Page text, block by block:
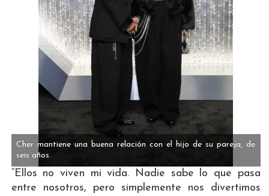
Cher mantiene una buena relación con el hijo de su pareja, de
seis años.
“Ellos no viven mi vida. Nadie sabe lo que pasa
entre nosotros, pero simplemente nos divertimos